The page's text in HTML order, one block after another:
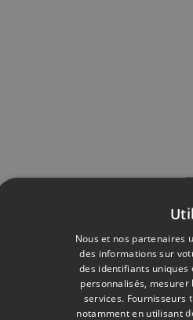
Nous et nos partenaires
des informations sur
des identifiants uniques
personnalisés, mesurer
services. Fournisseurs
notamment en utilisant